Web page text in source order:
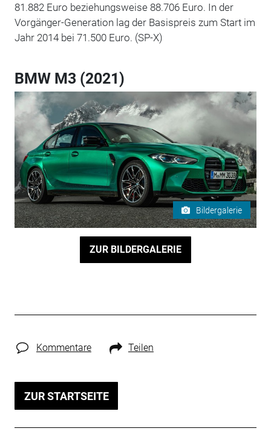
81.882 Euro beziehungsweise 88.706 Euro. In der
Vorgänger-Generation lag der Basispreis zum Start im
Jahr 2014 bei 71.500 Euro. (SP-X)
BMW M3 (2021)
Bildergalerie
ZUR BILDERGALERIE
Kommentare Teilen
ZUR STARTSEITE